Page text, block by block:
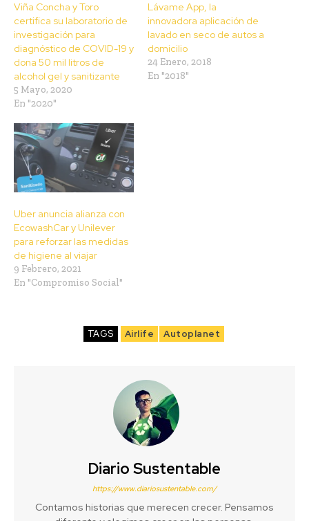
Viña Concha y Toro
certifica su laboratorio de
investigación para
diagnóstico de COVID-19 y
dona 50 mil litros de
alcohol gel y sanitizante
5 Mayo, 2020
En "2020"
Lávame App, la
innovadora aplicación de
lavado en seco de autos a
domicilio
24 Enero, 2018
En "2018"
Uber anuncia alianza con
EcowashCar y Unilever
para reforzar las medidas
de higiene al viajar
9 Febrero, 2021
En "Compromiso Social"
TAGS Airlife Autoplanet
Diario Sustentable
https://www.diariosustentable.com/
Contamos historias que merecen crecer. Pensamos